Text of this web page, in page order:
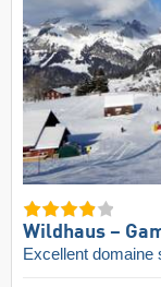
Wildhaus –
Excellent domaine